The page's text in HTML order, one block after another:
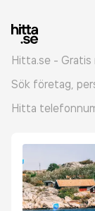
Hitta.se - Gratis
Sök företag,
Hitta